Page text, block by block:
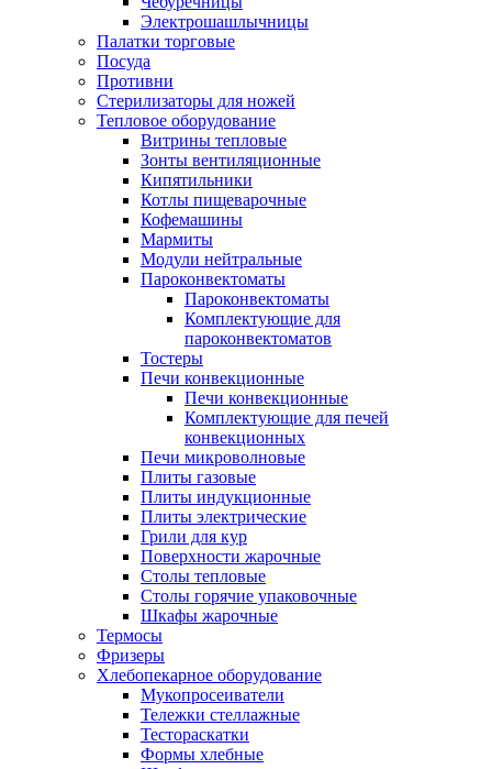
Электрошашлычницы
Палатки торговые
Посуда
Противни
Стерилизаторы для ножей
Тепловое оборудование
Витрины тепловые
Зонты вентиляционные
Кипятильники
Котлы пищеварочные
Кофемашины
Мармиты
Модули нейтральные
Пароконвектоматы
Пароконвектоматы
Комплектующие для
пароконвектоматов
Тостеры
Печи конвекционные
Печи конвекционные
Комплектующие для печей
конвекционных
Печи микроволновые
Плиты газовые
Плиты индукционные
Плиты электрические
Грили для кур
Поверхности жарочные
Столы тепловые
Столы горячие упаковочные
Шкафы жарочные
Термосы
Фризеры
Хлебопекарное оборудование
Мукопросеиватели
Тележки стеллажные
Тестораскатки
Формы хлебные